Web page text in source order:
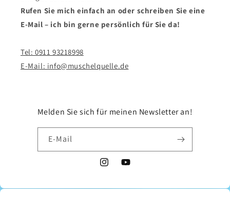
Rufen Sie mich einfach an oder schreiben Sie eine
E-Mail – ich bin gerne persönlich für Sie da!
Tel: 0911 93218998
E-Mail: info@muschelquelle.de
Melden Sie sich für meinen Newsletter an!
E-Mail
InstagramYouTube